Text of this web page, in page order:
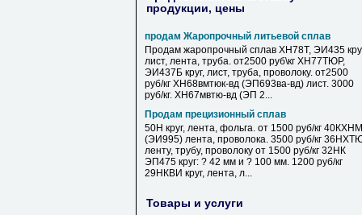
продукции, цены
продам Жаропрочный литьевой сплав
Продам жаропрочный сплав ХН78Т, ЭИ435
лист, лента, труба. от2500 руб\кг ХН77ТЮР,
ЭИ437Б круг, лист, труба, проволоку. от2500
руб/кг ХН68вмтюк-вд (ЭП693ва-вд) лист. 3000
руб/кг. ХН67мвтю-вд (ЭП 2...
Продам прецизионный сплав
50Н круг, лента, фольга. от 1500 руб/кг 40КХНМ
(ЭИ995) лента, проволока. 3500 руб/кг
ленту, трубу, проволоку от 1500 руб/кг 32НК
ЭП475 круг: ? 42 мм и ? 100 мм. 1200 руб/кг
29НКВИ круг, лента, л...
Товары и услуги